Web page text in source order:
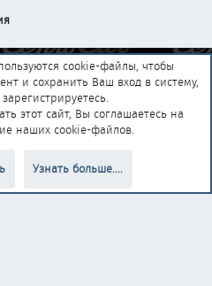
Помощь Главная
R
от Jumuro®
cookie-файлы, чтобы
и сохранить Ваш вход в систему,
этот сайт, Вы соглашаетесь на
наших cookie-файлов.
Узнать больше....